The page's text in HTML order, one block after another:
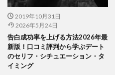
2019年10月31日
2026年5月24日
告白成功率を上げる方法2026年最
新版！口コミ評判から学ぶデート
のセリフ・シチュエーション・タ
イミング